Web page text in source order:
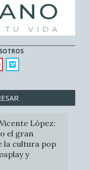
López:
el gran
la cultura pop
y